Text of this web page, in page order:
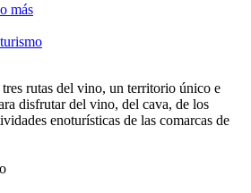
más
rutas del vino, un territorio único e
disfrutar del vino, del cava, de los
enoturísticas de las comarcas de